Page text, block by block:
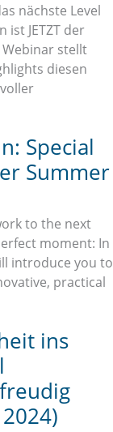
nächste Level
ist JETZT der
stellt
diesen
Special
Summer
to the next
moment: In
introduce you to
practical
ins